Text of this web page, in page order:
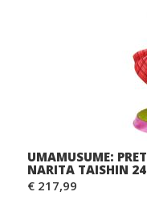
UMAMUSUME:
NARITA TAISHIN
€ 217,99